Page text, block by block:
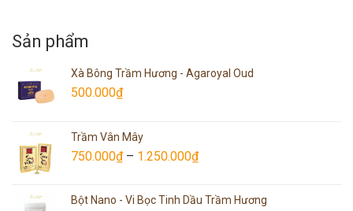
Sản phẩm
Xà Bông Trầm Hương - Agaroyal Oud
500.000₫
Trầm Vân Mây
750.000₫– 1.250.000₫
Bột Nano - Vi Bọc Tinh Dầu Trầm Hương